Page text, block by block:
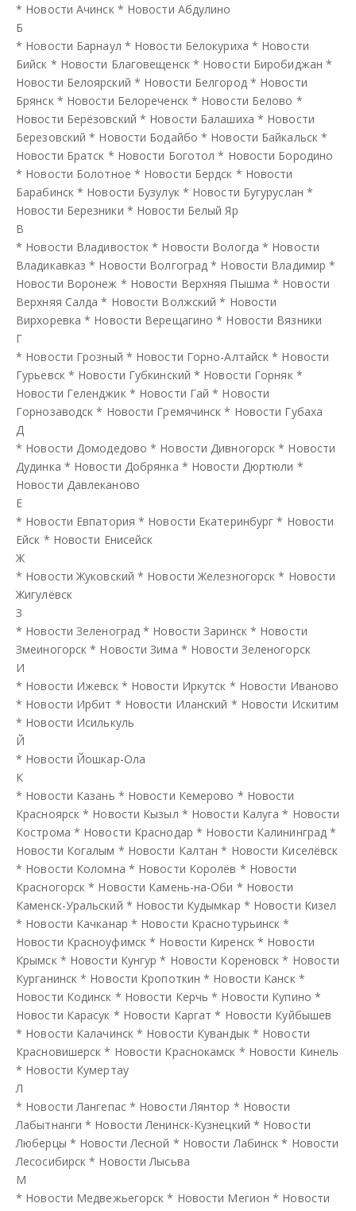
* Новости Ачинск * Новости Абдулино
Б
* Новости Барнаул * Новости Белокуриха * Новости
Бийск * Новости Благовещенск * Новости Биробиджан *
Новости Белоярский * Новости Белгород * Новости
Брянск * Новости Белореченск * Новости Белово *
Новости Берёзовский * Новости Балашиха * Новости
Березовский * Новости Бодайбо * Новости Байкальск *
Новости Братск * Новости Боготол * Новости Бородино
* Новости Болотное * Новости Бердск * Новости
Барабинск * Новости Бузулук * Новости Бугуруслан *
Новости Березники * Новости Белый Яр
В
* Новости Владивосток * Новости Вологда * Новости
Владикавказ * Новости Волгоград * Новости Владимир *
Новости Воронеж * Новости Верхняя Пышма * Новости
Верхняя Салда * Новости Волжский * Новости
Вирхоревка * Новости Верещагино * Новости Вязники
Г
* Новости Грозный * Новости Горно-Алтайск * Новости
Гурьевск * Новости Губкинский * Новости Горняк *
Новости Геленджик * Новости Гай * Новости
Горнозаводск * Новости Гремячинск * Новости Губаха
Д
* Новости Домодедово * Новости Дивногорск * Новости
Дудинка * Новости Добрянка * Новости Дюртюли *
Новости Давлеканово
Е
* Новости Евпатория * Новости Екатеринбург * Новости
Ейск * Новости Енисейск
Ж
* Новости Жуковский * Новости Железногорск * Новости
Жигулёвск
З
* Новости Зеленоград * Новости Заринск * Новости
Змеиногорск * Новости Зима * Новости Зеленогорск
И
* Новости Ижевск * Новости Иркутск * Новости Иваново
* Новости Ирбит * Новости Иланский * Новости Искитим
* Новости Исилькуль
Й
* Новости Йошкар-Ола
К
* Новости Казань * Новости Кемерово * Новости
Красноярск * Новости Кызыл * Новости Калуга * Новости
Кострома * Новости Краснодар * Новости Калининград *
Новости Когалым * Новости Калтан * Новости Киселёвск
* Новости Коломна * Новости Королёв * Новости
Красногорск * Новости Камень-на-Оби * Новости
Каменск-Уральский * Новости Кудымкар * Новости Кизел
* Новости Качканар * Новости Краснотурьинск *
Новости Красноуфимск * Новости Киренск * Новости
Крымск * Новости Кунгур * Новости Кореновск * Новости
Курганинск * Новости Кропоткин * Новости Канск *
Новости Кодинск * Новости Керчь * Новости Купино *
Новости Карасук * Новости Каргат * Новости Куйбышев
* Новости Калачинск * Новости Кувандык * Новости
Красновишерск * Новости Краснокамск * Новости Кинель
* Новости Кумертау
Л
* Новости Лангепас* Новости Лянтор * Новости
Лабытнанги * Новости Ленинск-Кузнецкий * Новости
Люберцы * Новости Лесной * Новости Лабинск * Новости
Лесосибирск * Новости Лысьва
М
* Новости Медвежьегорск * Новости Мегион * Новости